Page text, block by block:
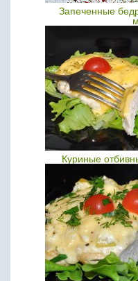
Запеченные
Куриные